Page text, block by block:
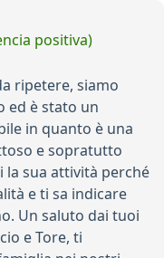
positiva)
ripetere, siamo
ed è stato un
in quanto è una
e sopratutto
la sua attività perché
e ti sa indicare
Un saluto dai tuoi
e Tore, ti